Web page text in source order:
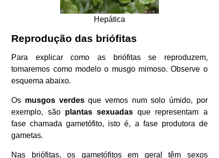
Hepática
Reprodução das briófitas
Para explicar como as briófitas se reproduzem,
tomaremos como modelo o musgo mimoso. Observe o
esquema abaixo.
Os musgos verdesque vemos num solo úmido, por
exemplo, são plantas sexuadasque representam a
fase chamada gametófito, isto é, a fase produtora de
gametas.
Nas briófitas, os gametófitos em geral têm sexos